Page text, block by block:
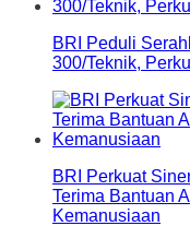
BRI Peduli
300/Teknik,
BRI Perkuat
Terima Bantuan
Kemanusiaan